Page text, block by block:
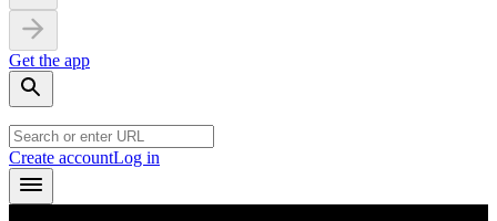
Get the app
Create accountLog in